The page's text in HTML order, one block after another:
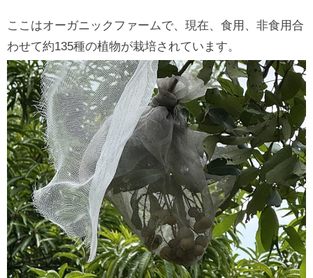
ここはオーガニックファームで、現在、食用、非食用合
わせて約135種の植物が栽培されています。